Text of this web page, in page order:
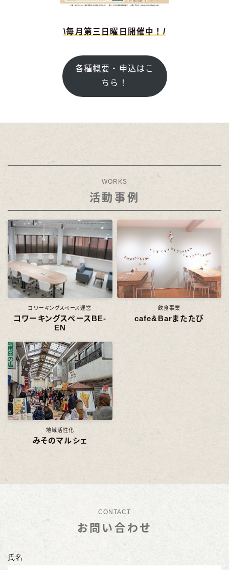
\毎月第三日曜日開催中！/
各種概要・申込はこ
ちら！
WORKS
活動事例
コワーキングスペース運営
コワーキングスペースBE-
EN
飲食事業
cafe&Barまたたび
地域活性化
みそのマルシェ
CONTACT
お問い合わせ
氏名